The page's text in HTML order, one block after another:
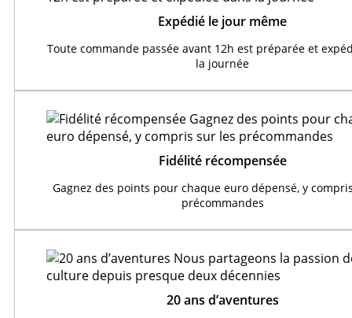
Expédié le jour même
Toute commande passée avant 12h est préparée et
la journée
Fidélité récompensée
Gagnez des points pour chaque euro dépensé, y
précommandes
20 ans d’aventures